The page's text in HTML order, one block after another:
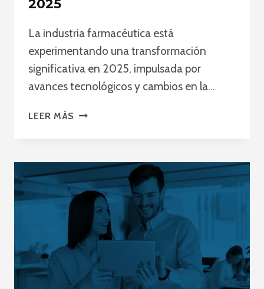
2025
La industria farmacéutica está
experimentando una transformación
significativa en 2025, impulsada por
avances tecnológicos y cambios en la…
LEER MÁS RETOS
LA
INDUSTRIA FARMACÉUTICA
EN
2025